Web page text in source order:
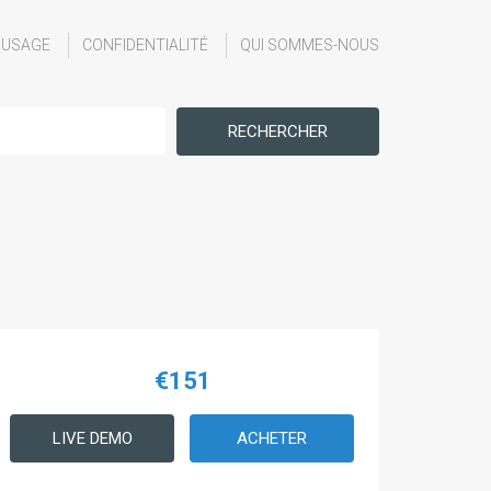
CONFIDENTIALITÉ QUI SOMMES-NOUS
RECHERCHER
€151
LIVE DEMO ACHETER